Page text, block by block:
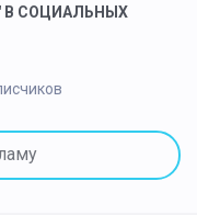
В СОЦИАЛЬНЫХ